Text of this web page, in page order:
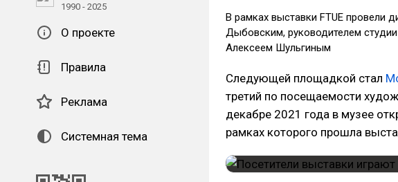
1990 - 2025
О проекте
Правила
Реклама
Системная тема
В рамках выставки FTUE провели
Дыбовским, руководителем
Алексеем Шульгиным
Следующей площадкой стал
третий по посещаемости
декабре 2021 года в музее
рамках которого прошла